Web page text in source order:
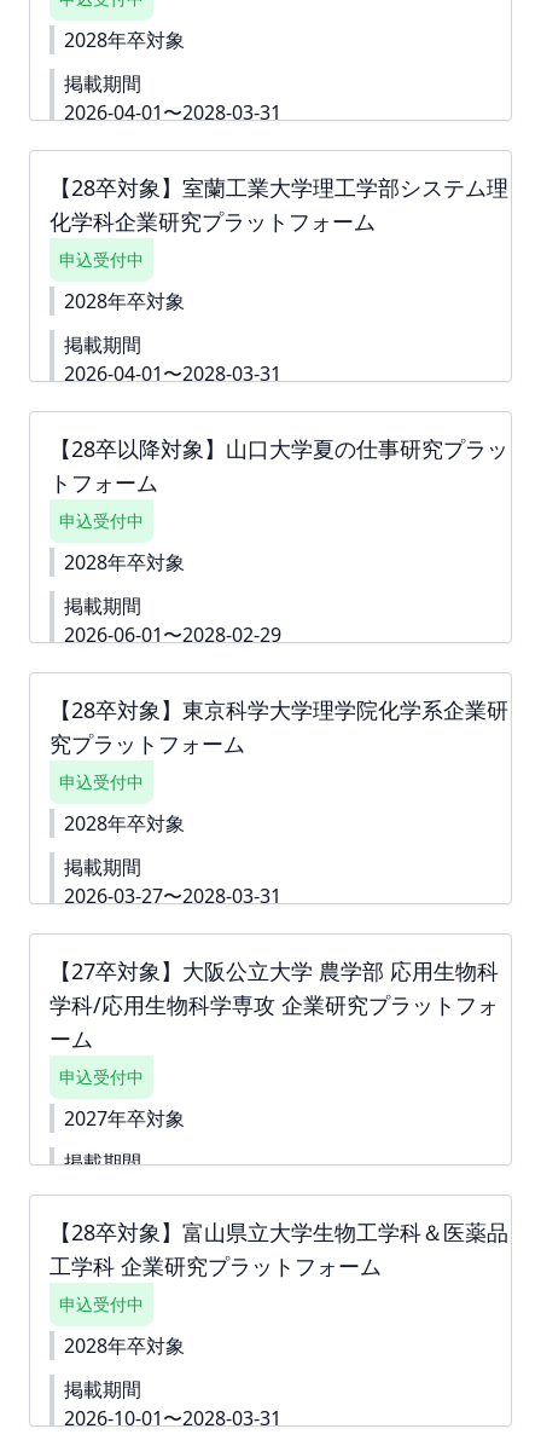
※ご請求書は掲載が確定した月末に発行いたします。
2028年卒対象
掲載期間
2026-04-01〜2028-03-31
下書き機能はございません。 すぐに入力できない内
容がある場合は、「ダミー」や「000」などをご入
力して進んでください。 ※掲載確定後も何度でも編
集可能です。 ▼詳細資料https://second-
campus.net/upload/freepage/69c6098f9eb33.pdf
※ご請求書は掲載が確定した月末に発行いたしま
す。
【28卒対象】室蘭工業大学理工学部システム理
化学科企業研究プラットフォーム
申込受付中
2028年卒対象
掲載期間
2026-04-01〜2028-03-31
詳細資料https://second-
campus.net/upload/freepage/69c24de12deaf.pdf
下書き機能はございません。 「回答内容を学生に公
開しない」というチェック付きの質問は 「ダミー」
や「000」などをご入力いただき、 「回答内容を学
生に公開しない」というチェックボックスへチェッ
クをしてお申込みを進めていただくことも可能で
求書は掲載が確定した月末に発行いたします。 ツ
ナガリへアップロードいたしますので、ダウンロー
お支払い締切は翌月末でございます。
【28卒以降対象】山口大学夏の仕事研究プラッ
トフォーム
申込受付中
2028年卒対象
掲載期間
2026-06-01〜2028-02-29
■掲載期間 2026年6月1日～2028年2月29日 ■閲覧対
象 28年卒以降(1年生～3年生) ■掲載費 55,000円(税
込) ■掲載特典(プラットフォーム対話会) ※掲載特典
のお申込みはツナガク(https://tsunagaku.com/ )よ
り受け付けております。 ＜開催日程＞ ※下記いずれ
か1日程にご参加可能です。 ・7月1日(水)※対面(吉田
キャンパス) 14:40～15:00 参加企業様へ当日の流れ
15:15～15:40 1 社目訪問 15:45～16:10 2 社目訪問
16:20～16:45 3 社目訪問 16:50～17:15 4 社目訪問
ン 15:00～15:45 企業１分間スピーチ 15:45～16:10
1 社目訪問 16:20～16:45 2 社目訪問 16:50～17:15 3
社目訪問 17:20～18:00 フリータイム ・11月3日(火/
祝) ※対面(常盤キャンパス) 午前の部 10:40～11:00
企業説明 11:00～11:15 学生説明 11:15～11:40 1 社
目訪問 11:45～12:10 2 社目訪問 12:20～12:45 3 社
目訪問 12:50～13:15 4 社目訪問 13:20～14:00 フリ
ータイム 午後の部 14:40～15:00 企業説明 15:00～
15:15 学生説明 15:15～15:40 1 社目訪問 15:45～
16:10 2 社目訪問 16:20～16:45 3 社目訪問 16:50～
ください。https://second-
campus.net/upload/freepage/69a0e207da74f.pdf
▼本プラットフォームの詳細資料です
https://second-
campus.net/upload/freepage/69a0e2512b307.pdf
※掲載確定後も何度でも編集可能です。
【28卒対象】東京科学大学理学院化学系企業研
究プラットフォーム
申込受付中
2028年卒対象
掲載期間
2026-03-27〜2028-03-31
東京科学大学理学院化学系企業研究プラットフォー
ムは、本学部学生の採用を希望いただける企業様の
情報を学生へ届けることを目的としたサイトです。
本プラットフォームへ掲載いただく企業様の情報を
定期的に学生へ発信、特集を更新することで、学生
の選択肢を広げると同時に、貴社へ興味関心をもつ
機会を提供することを目的としております。 ▼詳細
資料https://second-
campus.net/upload/freepage/698ac9daded54.pdf
■掲載費：55,000円(税込) ■掲載期間：2026年4月1
ぐに入力できない内容がある場合は、「ダミー」や
「000」などをご入力して進んでください。 ※掲載確
定後も何度でも編集可能です。
【27卒対象】大阪公立大学 農学部 応用生物科
学科/応用生物科学専攻 企業研究プラットフォ
ーム
申込受付中
2027年卒対象
掲載期間
2026-02-24〜2027-03-31
大阪公立大学 農学部 応用生物科学科/応用生物科学専
攻 企業研究プラットフォームは、本学部学生の採用
を希望いただける企業様の情報を学生へ届けること
を目的としたサイトです。本プラットフォームへ掲
載いただく企業様の情報を定期的に学生へ発信、特
集を更新することで、学生の選択肢を広げると同時
に、貴社へ興味関心をもつ機会を提供することを目
的としております。 ▼詳細資料
campus.net/upload/freepage/6981b5a0c75dd.pdf
【28卒対象】富山県立大学生物工学科＆医薬品
工学科 企業研究プラットフォーム
申込受付中
2028年卒対象
掲載期間
2026-10-01〜2028-03-31